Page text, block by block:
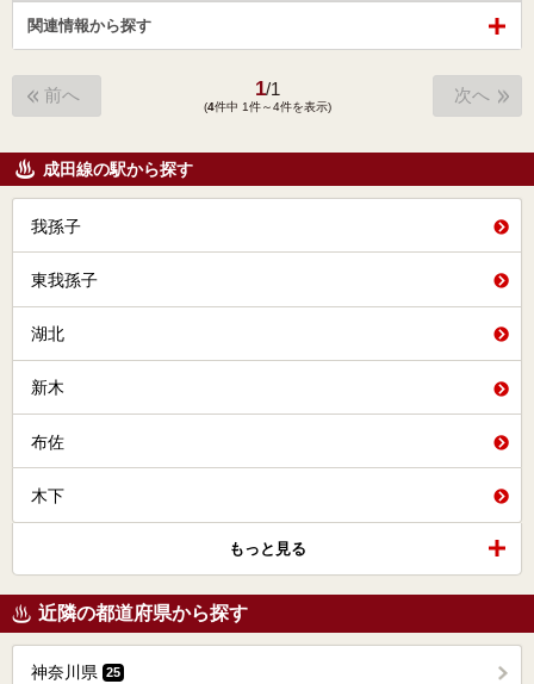
関連情報から探す
前へ 1/1
(4件中 1件～4件を表示)
次へ
成田線の駅から探す
我孫子
東我孫子
湖北
新木
布佐
木下
もっと見る
近隣の都道府県から探す
神奈川県 25